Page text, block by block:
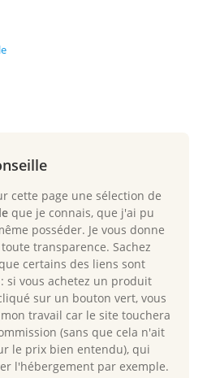
cette page une sélection de
que je connais, que j'ai pu
posséder. Je vous donne
transparence. Sachez
certains des liens sont
si vous achetez un produit
sur un bouton vert, vous
travail car le site touchera
(sans que cela n'ait
le prix bien entendu), qui
l'hébergement par exemple.